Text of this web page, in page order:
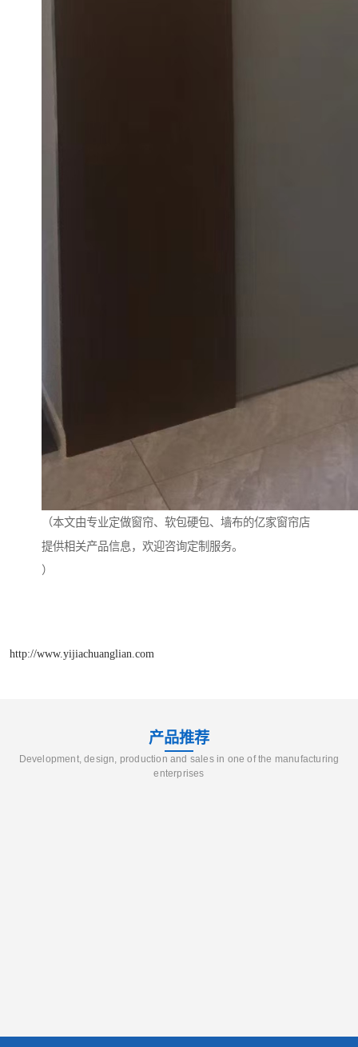
（本文由专业定做窗帘、软包硬包、墙布的亿家窗帘店
提供相关产品信息，欢迎咨询定制服务。
）
http://www.yijiachuanglian.com
产品推荐
Development, design, production and sales in one of the manufacturing
enterprises